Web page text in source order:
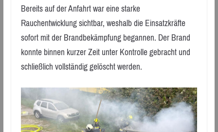
Bereits auf der Anfahrt war eine starke
Rauchentwicklung sichtbar, weshalb die Einsatzkräfte
sofort mit der Brandbekämpfung begannen. Der Brand
konnte binnen kurzer Zeit unter Kontrolle gebracht und
schließlich vollständig gelöscht werden.